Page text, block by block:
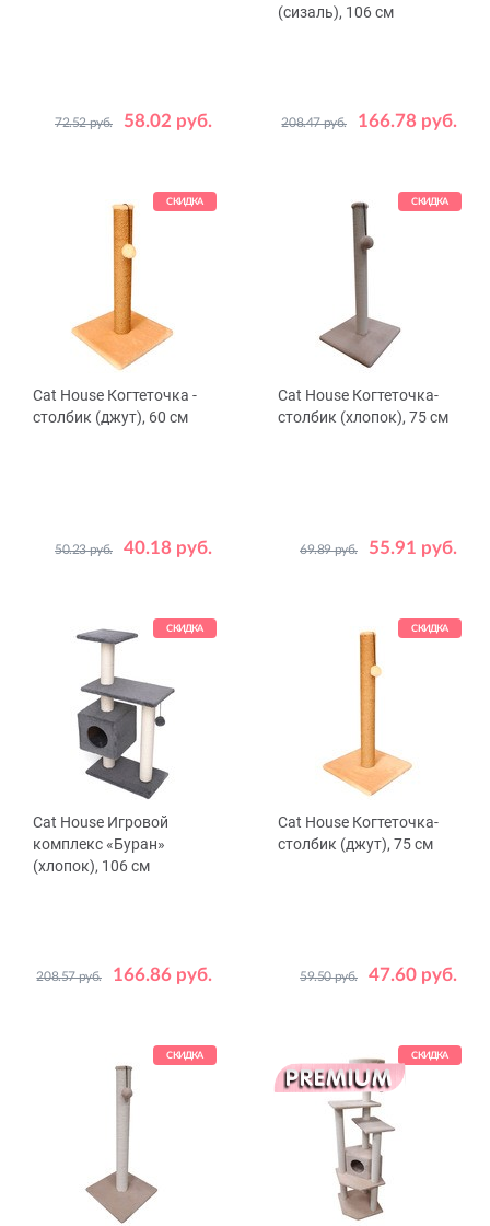
58.02 руб.
72.52 руб.
Цвет Бежевый Серый
(сизаль), 106 см
166.78 руб.
208.47 руб.
Цвет Бежевый Серый
СКИДКА
Cat House Когтеточка -
столбик (джут), 60 см
40.18 руб.
50.23 руб.
Цвет Бежевый Серый
СКИДКА
Cat House Когтеточка-
столбик (хлопок), 75 см
55.91 руб.
69.89 руб.
Цвет Бежевый Серый
СКИДКА
Cat House Игровой
комплекс «Буран»
(хлопок), 106 см
166.86 руб.
208.57 руб.
Цвет Бежевый Серый
СКИДКА
Cat House Когтеточка-
столбик (джут), 75 см
47.60 руб.
59.50 руб.
Цвет Бежевый Серый
СКИДКА СКИДКА